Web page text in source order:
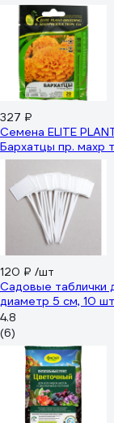
327 ₽
Семена ELITE
Бархатцы пр. махр
120 ₽ /шт
Садовые таблички
диаметр 5 см, 10
4.8
(6)